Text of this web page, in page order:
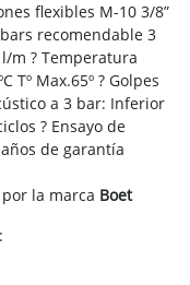
flexibles M-10 3/8”
recomendable 3
m ? Temperatura
Tº Max.65º ? Golpes
a 3 bar: Inferior
? Ensayo de
de garantía
la marca Boet